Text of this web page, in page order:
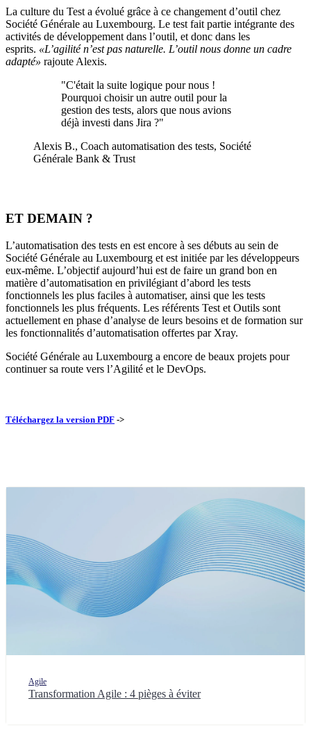
La culture du Test a évolué grâce à ce changement d’outil chez
Société Générale au Luxembourg. Le test fait partie intégrante des
activités de développement dans l’outil, et donc dans les
esprits. «L’agilité n’est pas naturelle. L’outil nous donne un cadre
adapté» rajoute Alexis.
"C'était la suite logique pour nous !
Pourquoi choisir un autre outil pour la
gestion des tests, alors que nous avions
déjà investi dans Jira ?"
Alexis B., Coach automatisation des tests, Société
Générale Bank & Trust
ET DEMAIN ?
L’automatisation des tests en est encore à ses débuts au sein de
Société Générale au Luxembourg et est initiée par les développeurs
eux-même. L’objectif aujourd’hui est de faire un grand bon en
matière d’automatisation en privilégiant d’abord les tests
fonctionnels les plus faciles à automatiser, ainsi que les tests
fonctionnels les plus fréquents. Les référents Test et Outils sont
actuellement en phase d’analyse de leurs besoins et de formation sur
les fonctionnalités d’automatisation offertes par Xray.
Société Générale au Luxembourg a encore de beaux projets pour
continuer sa route vers l’Agilité et le DevOps.
Téléchargez la version PDF ->
Agile
Transformation Agile : 4 pièges à éviter